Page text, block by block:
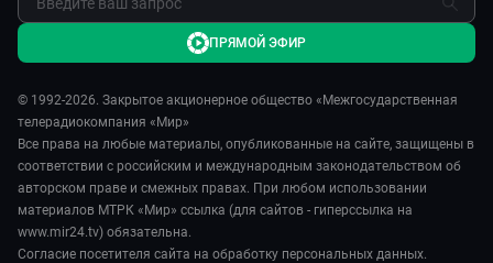
© 1992-2026. Закрытое акционерное общество «Межгосударственная
телерадиокомпания «Мир»
Все права на любые материалы, опубликованные на сайте, защищены в
соответствии с российским и международным законодательством об
авторском праве и смежных правах. При любом использовании
материалов МТРК «Мир» ссылка (для сайтов - гиперссылка на
www.mir24.tv) обязательна.
Согласие посетителя сайта на обработку персональных данных.
ПРЯМОЙ ЭФИР